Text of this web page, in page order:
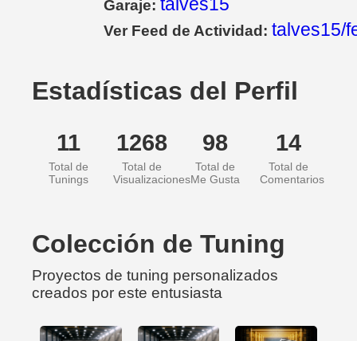
Garaje: talves15
Ver Feed de Actividad: talves15/
Estadísticas del Perfil
11
Total de
Tunings
1268
Total de
Visualizaciones
98
Total de
Me Gusta
14
Total de
Comentarios
Colección de Tuning
Proyectos de tuning personalizados
creados por este entusiasta